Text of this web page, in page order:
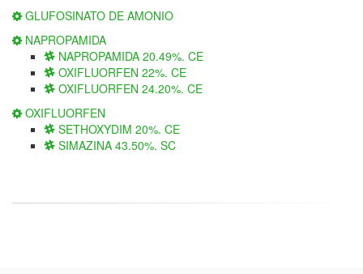
GLUFOSINATO DE AMONIO
NAPROPAMIDA
NAPROPAMIDA 20.49%. CE
OXIFLUORFEN 22%. CE
OXIFLUORFEN 24.20%. CE
OXIFLUORFEN
SETHOXYDIM 20%. CE
SIMAZINA 43.50%. SC